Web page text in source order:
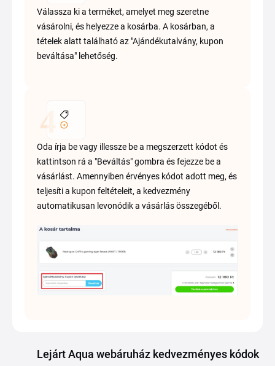
Válassza ki a terméket, amelyet meg szeretne
vásárolni, és helyezze a kosárba. A kosárban, a
tételek alatt található az "Ajándékutalvány, kupon
beváltása" lehetőség.
Oda írja be vagy illessze be a megszerzett kódot és
kattintson rá a "Beváltás" gombra és fejezze be a
vásárlást. Amennyiben érvényes kódot adott meg, és
teljesíti a kupon feltételeit, a kedvezmény
automatikusan levonódik a vásárlás összegéből.
Lejárt Aqua webáruház kedvezményes kódok